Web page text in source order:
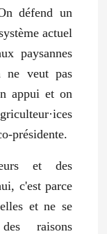
défend un
actuel
paysannes
ne veut pas
appui et on
présidente.
et des
c'est parce
et ne se
raisons